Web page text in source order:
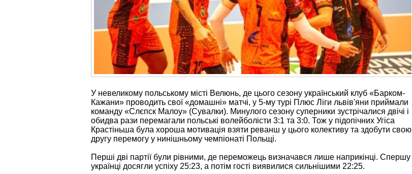
У невеликому польському місті Велюнь, де цього сезону український клуб «Барком-
Кажани» проводить свої «домашні» матчі, у 5-му турі Плюс Ліги львів'яни приймали
команду «Слєпск Малоу» (Сувалки). Минулого сезону суперники зустрічалися двічі і
обидва рази перемагали польські волейболісти 3:1 та 3:0. Тож у підопічних Угіса
Крастіньша була хороша мотивація взяти реванш у цього колективу та здобути свою
другу перемогу у нинішньому чемпіонаті Польщі.
Перші дві партії були рівними, де переможець визначався лише наприкінці. Спершу
українці досягли успіху 25:23, а потім гості виявилися сильнішими 22:25.